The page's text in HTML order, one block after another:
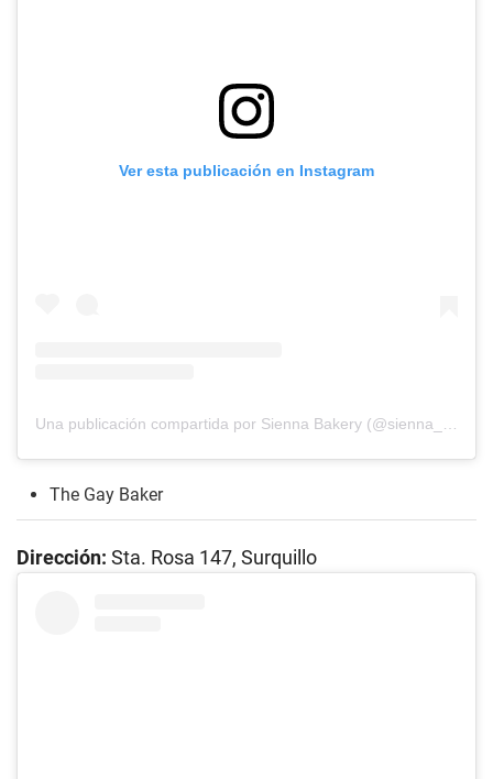
Ver esta publicación en Instagram
Una publicación compartida por Sienna Bakery (@sienna_bakery)
The Gay Baker
Dirección: Sta. Rosa 147, Surquillo